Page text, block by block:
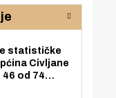
statističke
Civljane
46 od 74